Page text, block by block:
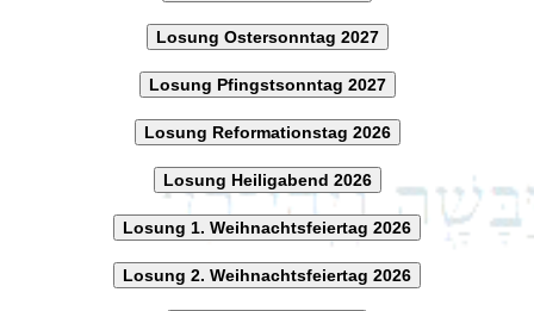
Losung Ostersonntag 2027
Losung Pfingstsonntag 2027
Losung Reformationstag 2026
Losung Heiligabend 2026
Losung 1. Weihnachtsfeiertag 2026
Losung 2. Weihnachtsfeiertag 2026